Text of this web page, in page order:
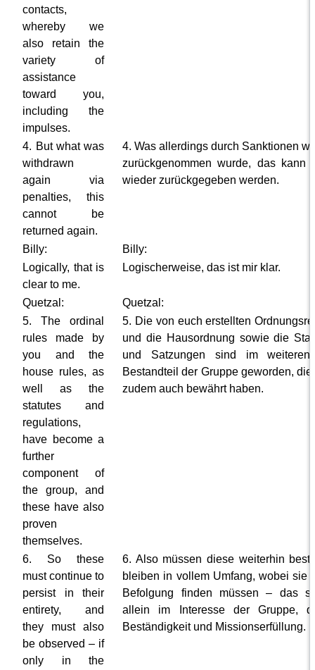
contacts,
whereby we
also retain the
variety of
assistance
toward you,
including the
impulses.
4. But what was
withdrawn
again via
penalties, this
cannot be
returned again.
4. Was allerdings durch Sanktionen
zurückgenommen wurde, das kann
wieder zurückgegeben werden.
Billy:
Billy:
Logically, that is
clear to me.
Logischerweise, das ist mir klar.
Quetzal:
Quetzal:
5. The ordinal
rules made by
you and the
house rules, as
well as the
statutes and
regulations,
have become a
further
component of
the group, and
these have also
proven
themselves.
5. Die von euch erstellten
und die Hausordnung sowie die
und Satzungen sind im
Bestandteil der Gruppe geworden, die
zudem auch bewährt haben.
6. So these
must continue to
persist in their
entirety, and
they must also
be observed – if
only in the
6. Also müssen diese weiterhin
bleiben in vollem Umfang, wobei sie
Befolgung finden müssen – das
allein im Interesse der Gruppe,
Beständigkeit und Missionserfüllung.